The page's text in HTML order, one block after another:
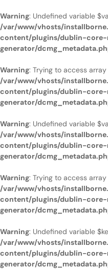
Warning: Undefined variable
/var/www/vhosts/
content/plugins/dublin-core-
generator/
Warning: Trying to access
/var/www/vhosts/
content/plugins/dublin-core-
generator/
Warning: Undefined variable
/var/www/vhosts/
content/plugins/dublin-core-
generator/
Warning: Trying to access
/var/www/vhosts/
content/plugins/dublin-core-
generator/
Warning: Undefined variable
/var/www/vhosts/
content/plugins/dublin-core-
generator/